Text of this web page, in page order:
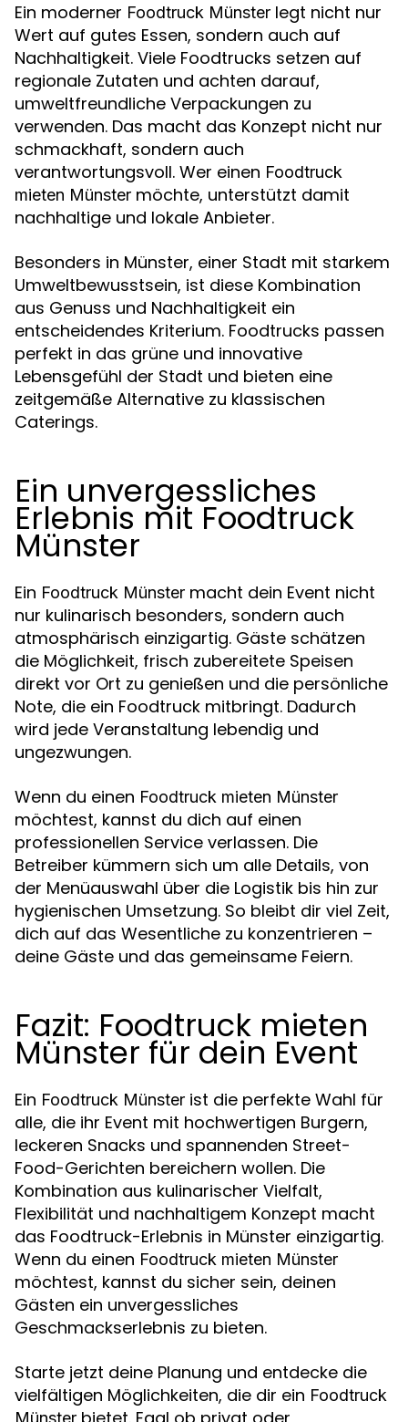
Ein moderner Foodtruck Münster legt nicht nur
Wert auf gutes Essen, sondern auch auf
Nachhaltigkeit. Viele Foodtrucks setzen auf
regionale Zutaten und achten darauf,
umweltfreundliche Verpackungen zu
verwenden. Das macht das Konzept nicht nur
schmackhaft, sondern auch
verantwortungsvoll. Wer einen Foodtruck
mieten Münster möchte, unterstützt damit
nachhaltige und lokale Anbieter.
Besonders in Münster, einer Stadt mit starkem
Umweltbewusstsein, ist diese Kombination
aus Genuss und Nachhaltigkeit ein
entscheidendes Kriterium. Foodtrucks passen
perfekt in das grüne und innovative
Lebensgefühl der Stadt und bieten eine
zeitgemäße Alternative zu klassischen
Caterings.
Ein unvergessliches
Erlebnis mit Foodtruck
Münster
Ein Foodtruck Münster macht dein Event nicht
nur kulinarisch besonders, sondern auch
atmosphärisch einzigartig. Gäste schätzen
die Möglichkeit, frisch zubereitete Speisen
direkt vor Ort zu genießen und die persönliche
Note, die ein Foodtruck mitbringt. Dadurch
wird jede Veranstaltung lebendig und
ungezwungen.
Wenn du einen Foodtruck mieten Münster
möchtest, kannst du dich auf einen
professionellen Service verlassen. Die
Betreiber kümmern sich um alle Details, von
der Menüauswahl über die Logistik bis hin zur
hygienischen Umsetzung. So bleibt dir viel Zeit,
dich auf das Wesentliche zu konzentrieren –
deine Gäste und das gemeinsame Feiern.
Fazit: Foodtruck mieten
Münster für dein Event
Ein Foodtruck Münster ist die perfekte Wahl für
alle, die ihr Event mit hochwertigen Burgern,
leckeren Snacks und spannenden Street-
Food-Gerichten bereichern wollen. Die
Kombination aus kulinarischer Vielfalt,
Flexibilität und nachhaltigem Konzept macht
das Foodtruck-Erlebnis in Münster einzigartig.
Wenn du einen Foodtruck mieten Münster
möchtest, kannst du sicher sein, deinen
Gästen ein unvergessliches
Geschmackserlebnis zu bieten.
Starte jetzt deine Planung und entdecke die
vielfältigen Möglichkeiten, die dir ein Foodtruck
Münster